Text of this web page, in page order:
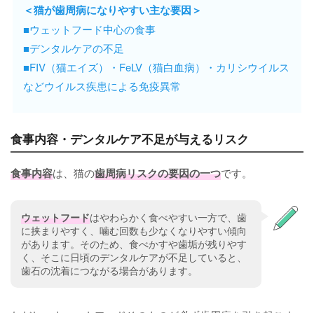
＜猫が歯周病になりやすい主な要因＞
■ウェットフード中心の食事
■デンタルケアの不足
■FIV（猫エイズ）・FeLV（猫白血病）・カリシウイルス
などウイルス疾患による免疫異常
食事内容・デンタルケア不足が与えるリスク
食事内容は、猫の歯周病リスクの要因の一つです。
ウェットフードはやわらかく食べやすい一方で、歯
に挟まりやすく、噛む回数も少なくなりやすい傾向
があります。そのため、食べかすや歯垢が残りやす
く、そこに日頃のデンタルケアが不足していると、
歯石の沈着につながる場合があります。